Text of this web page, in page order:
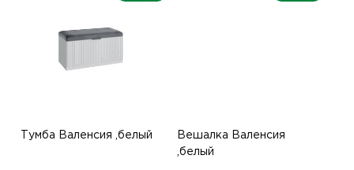
Тумба Валенсия ,белый
Вешалка Валенсия
,белый